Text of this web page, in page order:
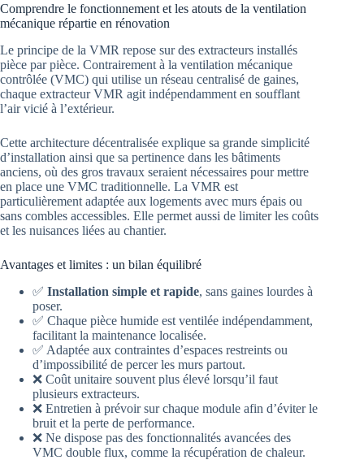
Comprendre le fonctionnement et les atouts de la ventilation
mécanique répartie en rénovation
Le principe de la VMR repose sur des extracteurs installés
pièce par pièce. Contrairement à la ventilation mécanique
contrôlée (VMC) qui utilise un réseau centralisé de gaines,
chaque extracteur VMR agit indépendamment en soufflant
l’air vicié à l’extérieur.
Cette architecture décentralisée explique sa grande simplicité
d’installation ainsi que sa pertinence dans les bâtiments
anciens, où des gros travaux seraient nécessaires pour mettre
en place une VMC traditionnelle. La VMR est
particulièrement adaptée aux logements avec murs épais ou
sans combles accessibles. Elle permet aussi de limiter les coûts
et les nuisances liées au chantier.
Avantages et limites : un bilan équilibré
✅ Installation simple et rapide, sans gaines lourdes à
poser.
✅ Chaque pièce humide est ventilée indépendamment,
facilitant la maintenance localisée.
✅ Adaptée aux contraintes d’espaces restreints ou
d’impossibilité de percer les murs partout.
❌ Coût unitaire souvent plus élevé lorsqu’il faut
plusieurs extracteurs.
❌ Entretien à prévoir sur chaque module afin d’éviter le
bruit et la perte de performance.
❌ Ne dispose pas des fonctionnalités avancées des
VMC double flux, comme la récupération de chaleur.